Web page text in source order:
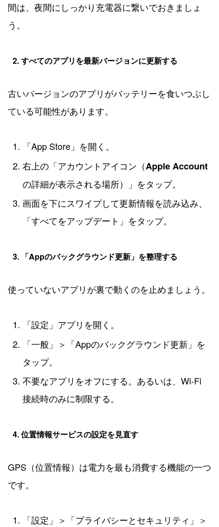
間は、夜間にしっかり充電器に繋いでおきましょ
う。
2. すべてのアプリを最新バージョンに更新する
古いバージョンのアプリがバッテリーを食いつぶし
ている可能性があります。
「App Store」を開く。
右上の「アカウントアイコン（Apple Account
の詳細が表示される場所）」をタップ。
画面を下にスワイプして更新情報を読み込み、
「すべてをアップデート」をタップ。
3. 「Appのバックグラウンド更新」を整理する
使っていないアプリが裏で動くのを止めましょう。
「設定」アプリを開く。
「一般」＞「Appのバックグラウンド更新」を
タップ。
不要なアプリをオフにする。あるいは、Wi-Fi
接続時のみに制限する。
4. 位置情報サービスの設定を見直す
GPS（位置情報）は電力を最も消費する機能の一つ
です。
「設定」＞「プライバシーとセキュリティ」＞